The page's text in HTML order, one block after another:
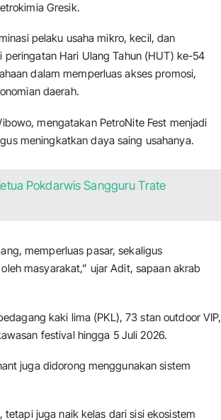
Gresik.
pelaku usaha mikro, kecil, dan
Hari Ulang Tahun (HUT) ke-54
dalam memperluas akses promosi,
daerah.
mengatakan PetroNite Fest menjadi
meningkatkan daya saing usahanya.
Pokdarwis Sangguru Trate
memperluas pasar, sekaligus
masyarakat,” ujar Adit, sapaan akrab
kaki lima (PKL), 73 stan outdoor VIP,
festival hingga 5 Juli 2026.
juga didorong menggunakan sistem
juga naik kelas dari sisi ekosistem